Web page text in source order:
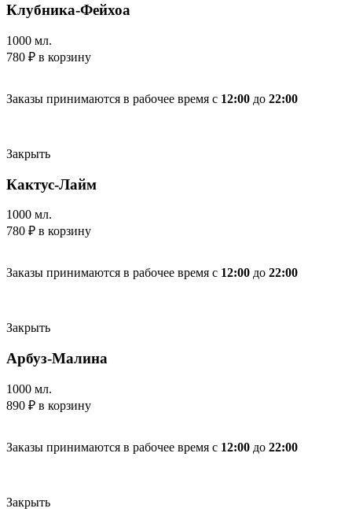
Клубника-Фейхоа
1000 мл.
780 ₽ в корзину
Заказы принимаются в рабочее время с 12:00 до 22:00
Закрыть
Кактус-Лайм
1000 мл.
780 ₽ в корзину
Заказы принимаются в рабочее время с 12:00 до 22:00
Закрыть
Арбуз-Малина
1000 мл.
890 ₽ в корзину
Заказы принимаются в рабочее время с 12:00 до 22:00
Закрыть